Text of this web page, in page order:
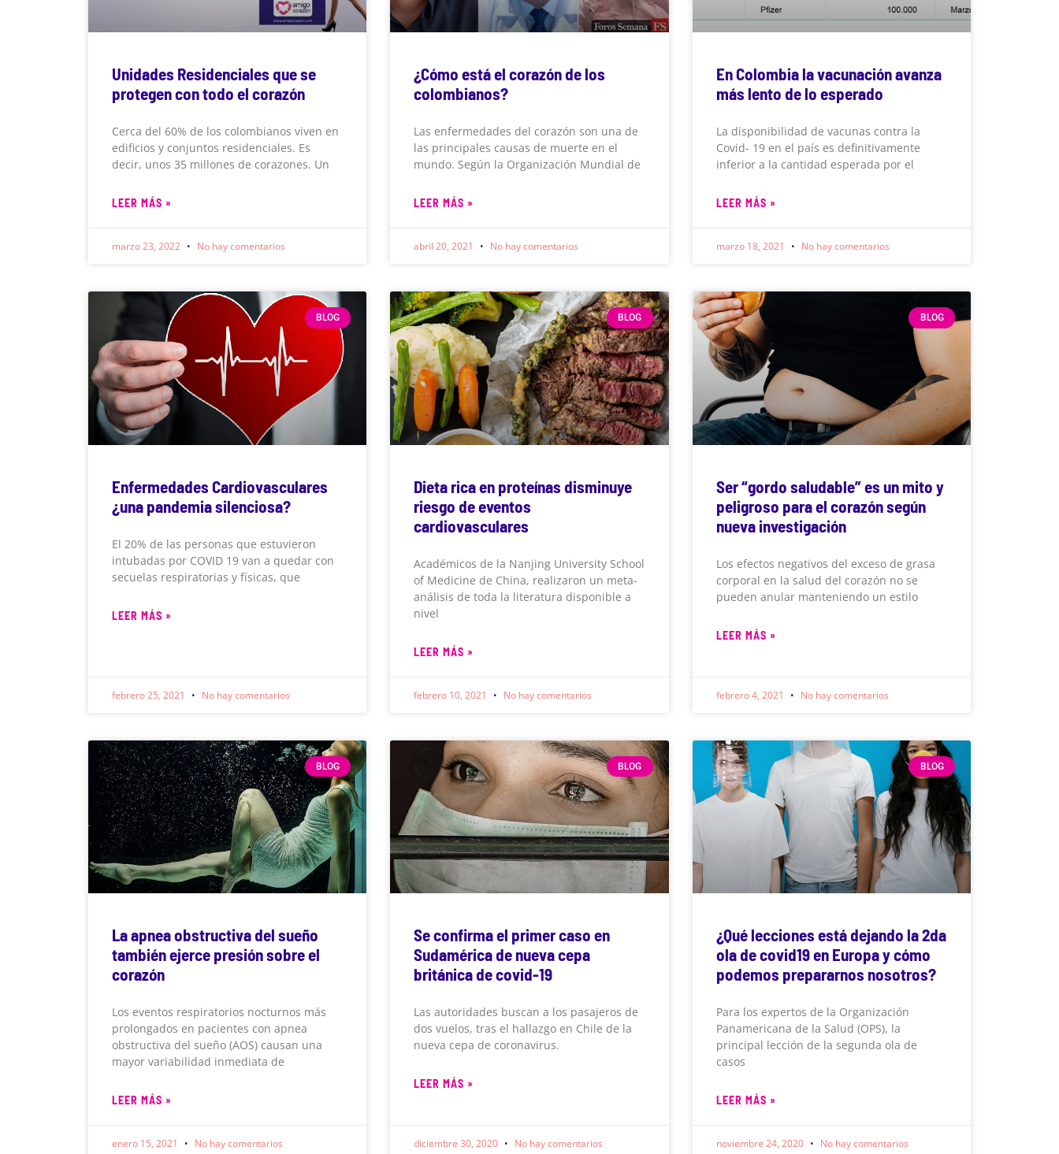
Unidades Residenciales que se
protegen con todo el corazón
Cerca del 60% de los colombianos viven en
edificios y conjuntos residenciales. Es
decir, unos 35 millones de corazones. Un
LEER MÁS »
marzo 23, 2022 No hay comentarios
¿Cómo está el corazón de los
colombianos?
Las enfermedades del corazón son una de
las principales causas de muerte en el
mundo. Según la Organización Mundial de
LEER MÁS »
abril 20, 2021 No hay comentarios
En Colombia la vacunación avanza
más lento de lo esperado
La disponibilidad de vacunas contra la
Covid- 19 en el país es definitivamente
inferior a la cantidad esperada por el
LEER MÁS »
marzo 18, 2021 No hay comentarios
BLOG
Enfermedades Cardiovasculares
¿una pandemia silenciosa?
El 20% de las personas que estuvieron
intubadas por COVID 19 van a quedar con
secuelas respiratorias y físicas, que
LEER MÁS »
febrero 25, 2021 No hay comentarios
BLOG
Dieta rica en proteínas disminuye
riesgo de eventos
cardiovasculares
Académicos de la Nanjing University School
of Medicine de China, realizaron un meta-
análisis de toda la literatura disponible a
nivel
LEER MÁS »
febrero 10, 2021 No hay comentarios
BLOG
Ser “gordo saludable” es un mito y
peligroso para el corazón según
nueva investigación
Los efectos negativos del exceso de grasa
corporal en la salud del corazón no se
pueden anular manteniendo un estilo
LEER MÁS »
febrero 4, 2021 No hay comentarios
BLOG
La apnea obstructiva del sueño
también ejerce presión sobre el
corazón
Los eventos respiratorios nocturnos más
prolongados en pacientes con apnea
obstructiva del sueño (AOS) causan una
mayor variabilidad inmediata de
LEER MÁS »
enero 15, 2021 No hay comentarios
BLOG
Se confirma el primer caso en
Sudamérica de nueva cepa
británica de covid-19
Las autoridades buscan a los pasajeros de
dos vuelos, tras el hallazgo en Chile de la
nueva cepa de coronavirus.
LEER MÁS »
diciembre 30, 2020 No hay comentarios
BLOG
¿Qué lecciones está dejando la 2da
ola de covid19 en Europa y cómo
podemos prepararnos nosotros?
Para los expertos de la Organización
Panamericana de la Salud (OPS), la
principal lección de la segunda ola de
casos
LEER MÁS »
noviembre 24, 2020 No hay comentarios